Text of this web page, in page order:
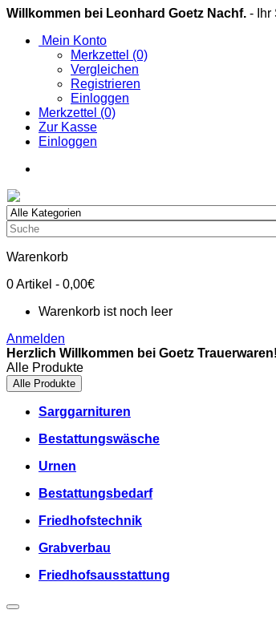
Willkommen bei Leonhard Goetz Nachf. - Ihr
Mein Konto
Merkzettel (0)
Vergleichen
Registrieren
Einloggen
Merkzettel (0)
Zur Kasse
Einloggen
Warenkorb
0Artikel - 0,00€
Warenkorb ist noch leer
Anmelden
Herzlich Willkommen bei Goetz Trauerwaren!
Alle Produkte
Alle Produkte
Sarggarnituren
Bestattungswäsche
Urnen
Bestattungsbedarf
Friedhofstechnik
Grabverbau
Friedhofsausstattung